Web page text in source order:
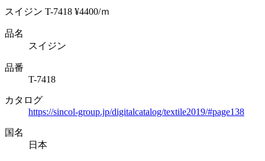
スイジン T-7418 ¥4400/ｍ
品名
スイジン
品番
T-7418
カタログ
https://sincol-group.jp/digitalcatalog/textile2019/#page138
国名
日本